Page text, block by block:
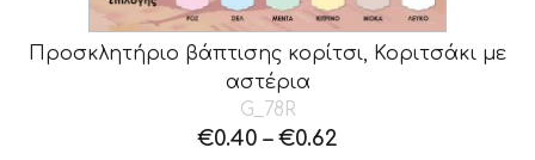
Προσκλητήριο βάπτισης κορίτσι, Κοριτσάκι με
αστέρια
G_78R
€0.40 – €0.62